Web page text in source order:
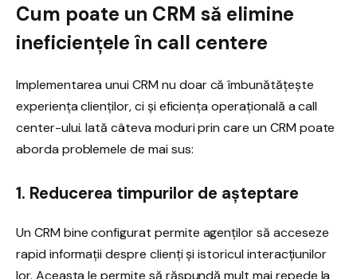
Cum poate un CRM să elimine
ineficiențele în call centere
Implementarea unui CRM nu doar că îmbunătățește
experiența clienților, ci și eficiența operațională a call
center-ului. Iată câteva moduri prin care un CRM poate
aborda problemele de mai sus:
1. Reducerea timpurilor de așteptare
Un CRM bine configurat permite agenților să acceseze
rapid informații despre clienți și istoricul interacțiunilor
lor. Aceasta le permite să răspundă mult mai repede la